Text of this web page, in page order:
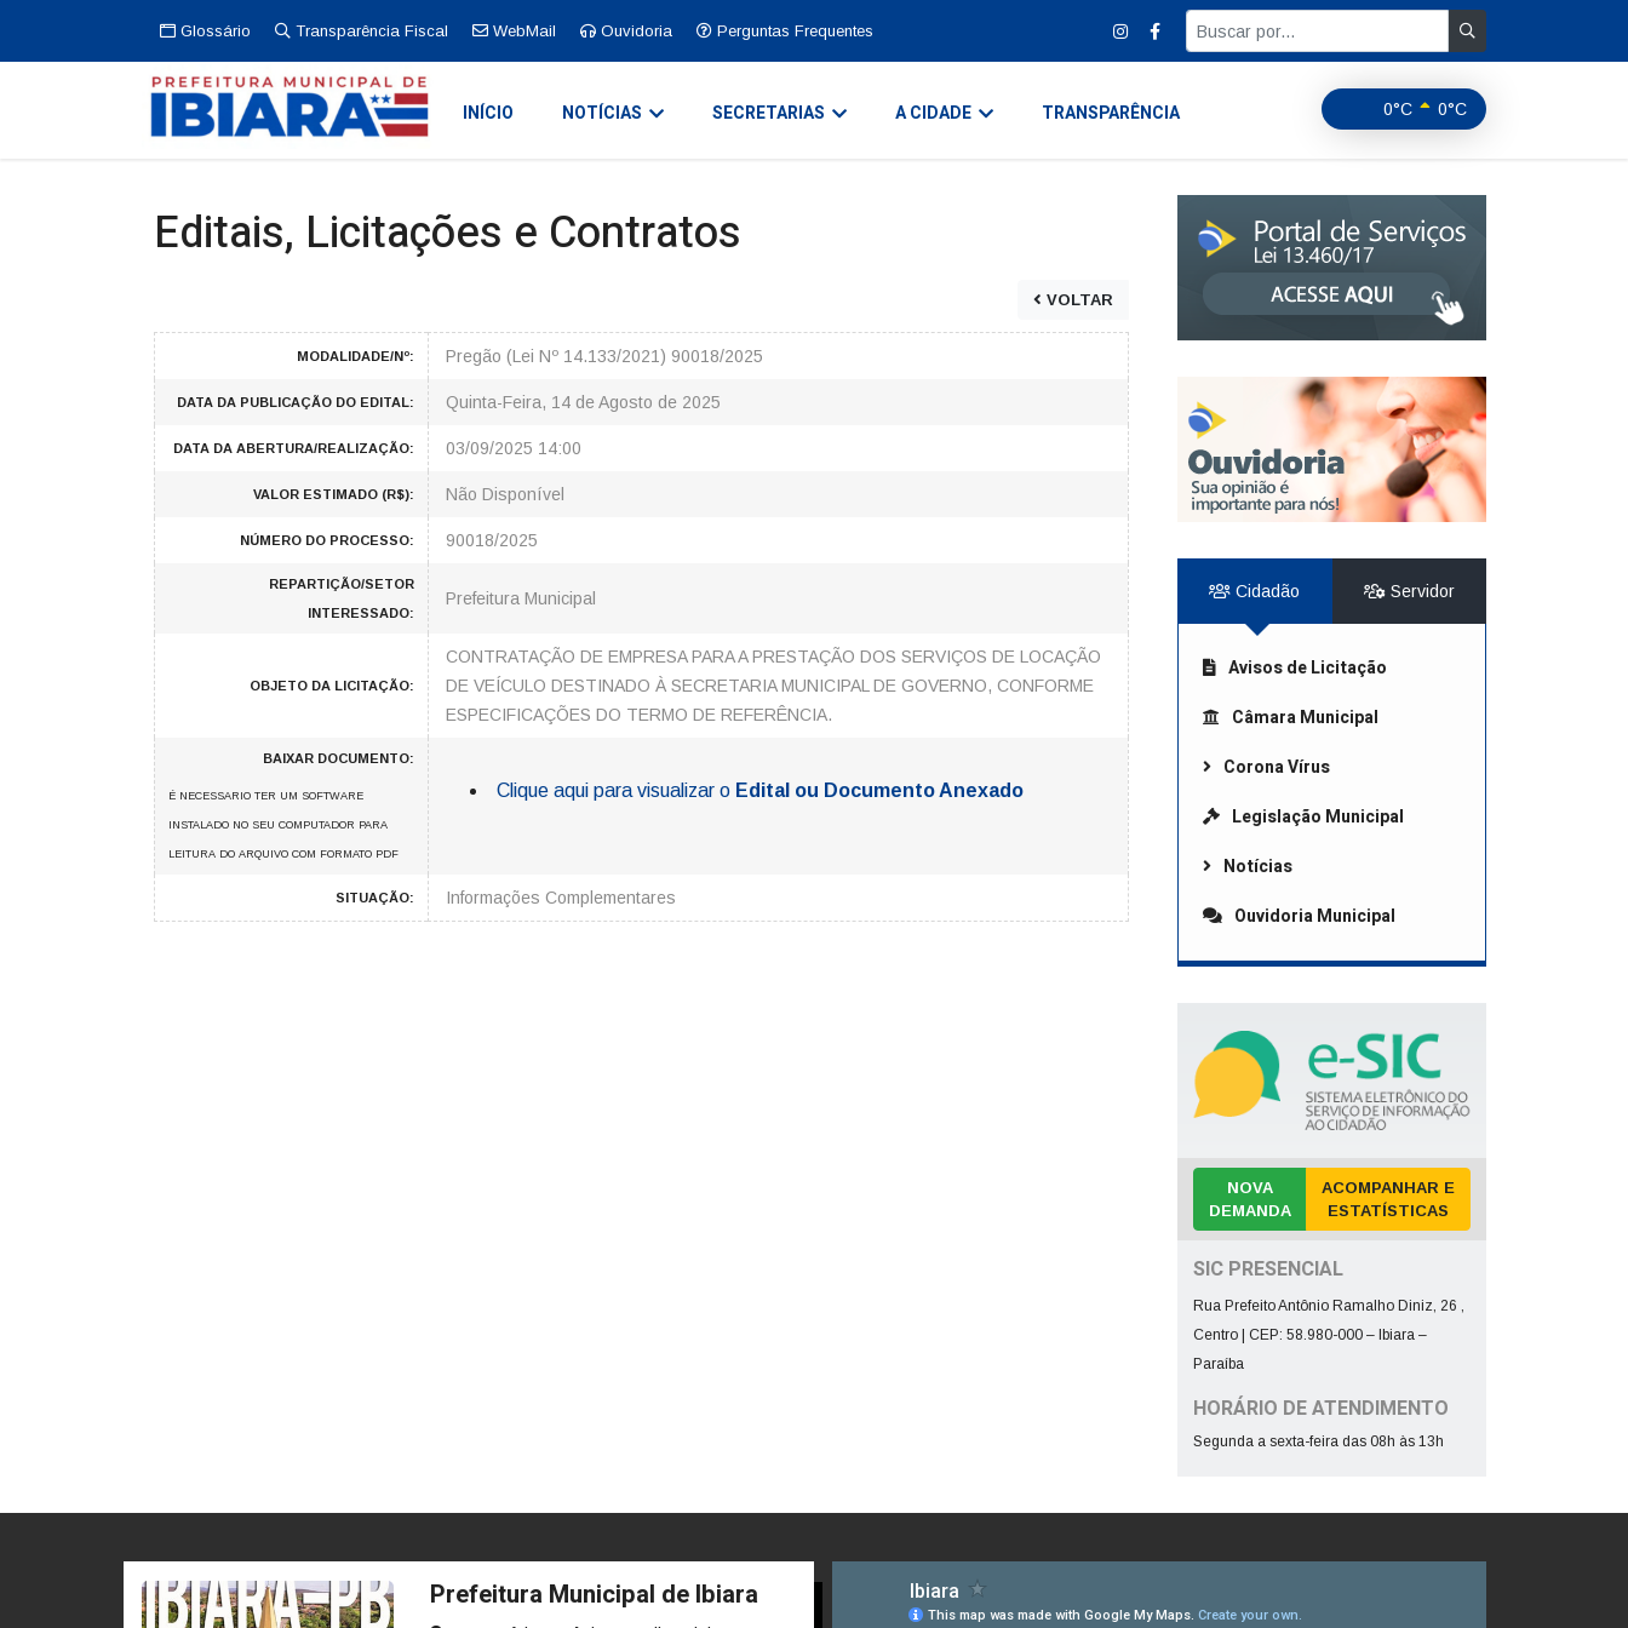
Glossário Transparência Fiscal WebMail Ouvidoria Perguntas Frequentes
0°C 0°C
INÍCIO NOTÍCIAS SECRETARIAS A CIDADE TRANSPARÊNCIA
Editais, Licitações e Contratos
VOLTAR
MODALIDADE/Nº: Pregão (Lei Nº 14.133/2021) 90018/2025
DATA DA PUBLICAÇÃO DO EDITAL: Quinta-Feira, 14 de Agosto de 2025
DATA DA ABERTURA/REALIZAÇÃO: 03/09/2025 14:00
VALOR ESTIMADO (R$): Não Disponível
NÚMERO DO PROCESSO: 90018/2025
REPARTIÇÃO/SETOR
INTERESSADO:
Prefeitura Municipal
OBJETO DA LICITAÇÃO:
CONTRATAÇÃO DE EMPRESA PARA A PRESTAÇÃO DOS SERVIÇOS DE LOCAÇÃO
DE VEÍCULO DESTINADO À SECRETARIA MUNICIPAL DE GOVERNO, CONFORME
ESPECIFICAÇÕES DO TERMO DE REFERÊNCIA.
BAIXAR DOCUMENTO:
É NECESSARIO TER UM SOFTWARE
INSTALADO NO SEU COMPUTADOR PARA
LEITURA DO ARQUIVO COM FORMATO PDF
Clique aqui para visualizar o Edital ou Documento Anexado
SITUAÇÃO: Informações Complementares
Cidadão Servidor
Avisos de Licitação
Câmara Municipal
Corona Vírus
Legislação Municipal
Notícias
Ouvidoria Municipal
NOVA
DEMANDA
ACOMPANHAR E
ESTATÍSTICAS
SIC PRESENCIAL
Rua Prefeito Antônio Ramalho Diniz, 26 ,
Centro | CEP: 58.980-000 – Ibiara –
Paraíba
HORÁRIO DE ATENDIMENTO
Segunda a sexta-feira das 08h às 13h
Prefeitura Municipal de Ibiara